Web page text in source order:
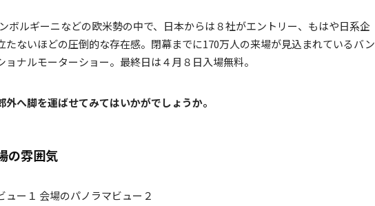
ボルギーニなどの欧米勢の中で、日本からは８社がエントリー、もはや日系企
たないほどの圧倒的な存在感。閉幕までに170万人の来場が見込まれているバン
ョナルモーターショー。最終日は４月８日入場無料。
外へ脚を運ばせてみてはいかがでしょうか。
の雰囲気
ュー１ 会場のパノラマビュー２